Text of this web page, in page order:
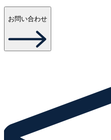
お問い合わせ